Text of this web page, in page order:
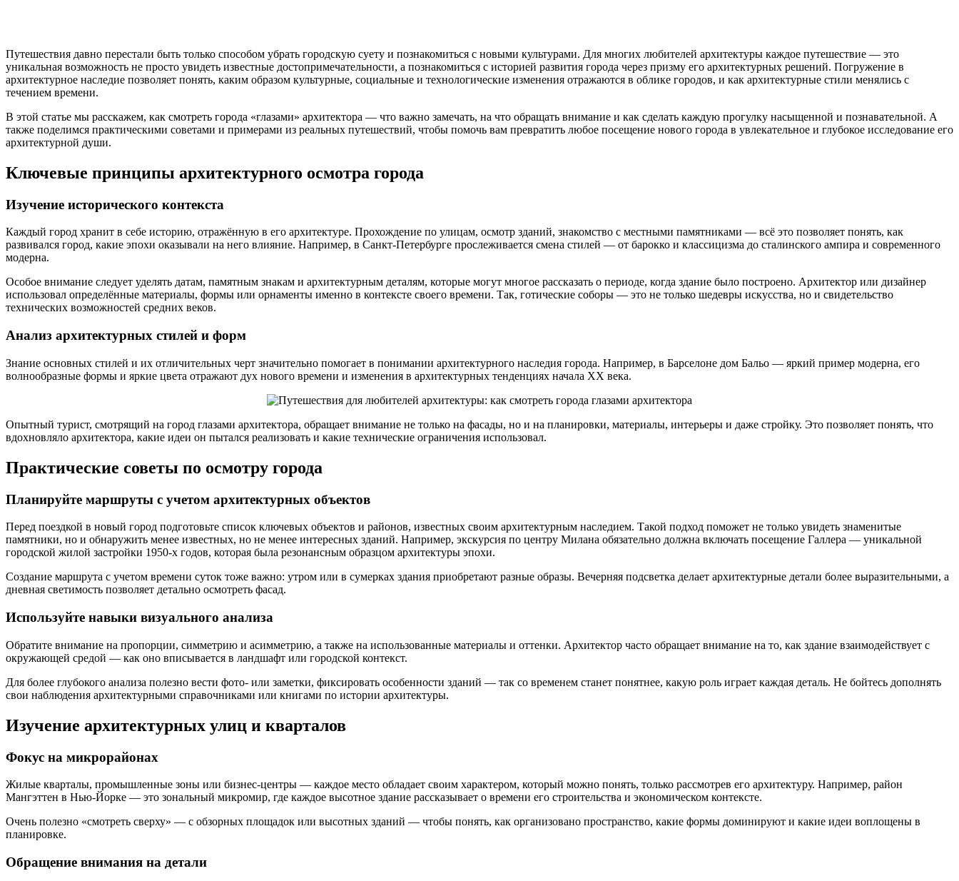
Путешествия давно перестали быть только способом убрать городскую суету и познакомиться с новыми культурами. Для многих любителей архитектуры каждое путешествие — это
уникальная возможность не просто увидеть известные достопримечательности, а познакомиться с историей развития города через призму его архитектурных решений. Погружение в
архитектурное наследие позволяет понять, каким образом культурные, социальные и технологические изменения отражаются в облике городов, и как архитектурные стили менялись с
течением времени.
В этой статье мы расскажем, как смотреть города «глазами» архитектора — что важно замечать, на что обращать внимание и как сделать каждую прогулку насыщенной и познавательной. А
также поделимся практическими советами и примерами из реальных путешествий, чтобы помочь вам превратить любое посещение нового города в увлекательное и глубокое исследование его
архитектурной души.
Ключевые принципы архитектурного осмотра города
Изучение исторического контекста
Каждый город хранит в себе историю, отражённую в его архитектуре. Прохождение по улицам, осмотр зданий, знакомство с местными памятниками — всё это позволяет понять, как
развивался город, какие эпохи оказывали на него влияние. Например, в Санкт-Петербурге прослеживается смена стилей — от барокко и классицизма до сталинского ампира и современного
модерна.
Особое внимание следует уделять датам, памятным знакам и архитектурным деталям, которые могут многое рассказать о периоде, когда здание было построено. Архитектор или дизайнер
использовал определённые материалы, формы или орнаменты именно в контексте своего времени. Так, готические соборы — это не только шедевры искусства, но и свидетельство
технических возможностей средних веков.
Анализ архитектурных стилей и форм
Знание основных стилей и их отличительных черт значительно помогает в понимании архитектурного наследия города. Например, в Барселоне дом Бальо — яркий пример модерна, его
волнообразные формы и яркие цвета отражают дух нового времени и изменения в архитектурных тенденциях начала XX века.
Опытный турист, смотрящий на город глазами архитектора, обращает внимание не только на фасады, но и на планировки, материалы, интерьеры и даже стройку. Это позволяет понять, что
вдохновляло архитектора, какие идеи он пытался реализовать и какие технические ограничения использовал.
Практические советы по осмотру города
Планируйте маршруты с учетом архитектурных объектов
Перед поездкой в новый город подготовьте список ключевых объектов и районов, известных своим архитектурным наследием. Такой подход поможет не только увидеть знаменитые
памятники, но и обнаружить менее известных, но не менее интересных зданий. Например, экскурсия по центру Милана обязательно должна включать посещение Галлера — уникальной
городской жилой застройки 1950-х годов, которая была резонансным образцом архитектуры эпохи.
Создание маршрута с учетом времени суток тоже важно: утром или в сумерках здания приобретают разные образы. Вечерняя подсветка делает архитектурные детали более выразительными, а
дневная светимость позволяет детально осмотреть фасад.
Используйте навыки визуального анализа
Обратите внимание на пропорции, симметрию и асимметрию, а также на использованные материалы и оттенки. Архитектор часто обращает внимание на то, как здание взаимодействует с
окружающей средой — как оно вписывается в ландшафт или городской контекст.
Для более глубокого анализа полезно вести фото- или заметки, фиксировать особенности зданий — так со временем станет понятнее, какую роль играет каждая деталь. Не бойтесь дополнять
свои наблюдения архитектурными справочниками или книгами по истории архитектуры.
Изучение архитектурных улиц и кварталов
Фокус на микрорайонах
Жилые кварталы, промышленные зоны или бизнес-центры — каждое место обладает своим характером, который можно понять, только рассмотрев его архитектуру. Например, район
Мангэттен в Нью-Йорке — это зональный микромир, где каждое высотное здание рассказывает о времени его строительства и экономическом контексте.
Очень полезно «смотреть сверху» — с обзорных площадок или высотных зданий — чтобы понять, как организовано пространство, какие формы доминируют и какие идеи воплощены в
планировке.
Обращение внимания на детали